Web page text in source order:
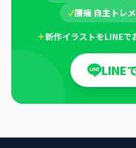
✓腰痛 自主トレ
＋新作イラストをLINEで
LINE